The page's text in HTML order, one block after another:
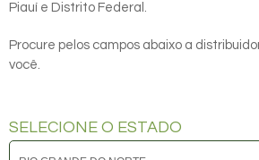
Piauí e Distrito Federal.
Procure pelos campos abaixo a
você.
SELECIONE O ESTADO